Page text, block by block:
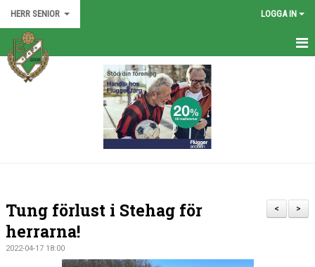
HERR SENIOR LOGGA IN
HEM
DOKUMENT
KONTAKT
>
<
Tung förlust i Stehag för
herrarna!
2022-04-17 18:00